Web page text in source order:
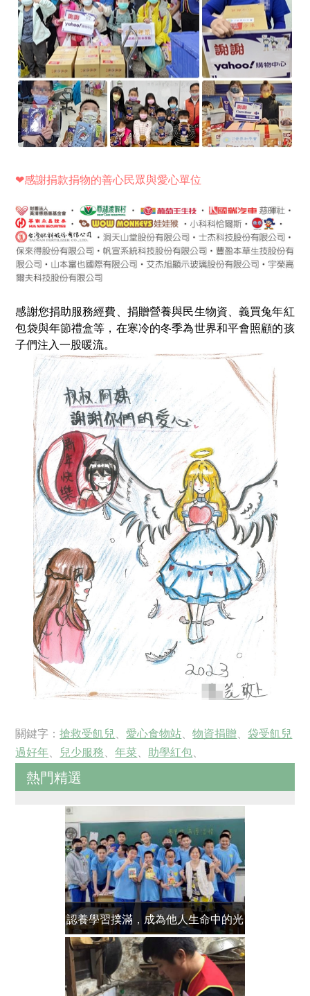
❤感謝捐款捐物的善心民眾與愛心單位
感謝您捐助服務經費、捐贈營養與民生物資、義買兔年紅
包袋與年節禮盒等，在寒冷的冬季為世界和平會照顧的孩
子們注入一股暖流。
關鍵字：搶救受飢兒 、愛心食物站 、物資捐贈 、袋受飢兒
過好年
兒少服務 、年菜 助學紅包
熱門精選
認養學習撲滿，成為他人生命中的光